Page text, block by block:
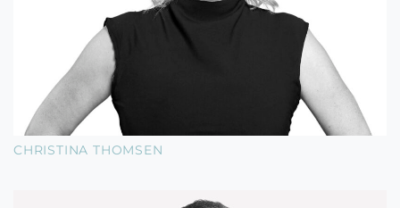
CHRISTINA THOMSEN